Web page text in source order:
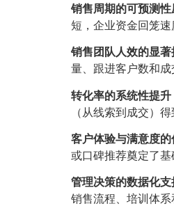
销售周期的可预测性
短，企业资金回笼速
销售团队人效的显著
量、跟进客户数和成
转化率的系统性提升
（从线索到成交）
客户体验与满意度的
或口碑推荐奠定了基
管理决策的数据化支
销售流程、培训体系